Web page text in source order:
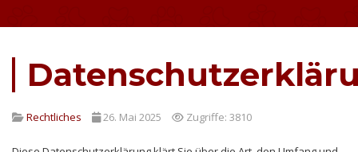
Rechtliches 26. Mai 2025 Zugriffe: 3810